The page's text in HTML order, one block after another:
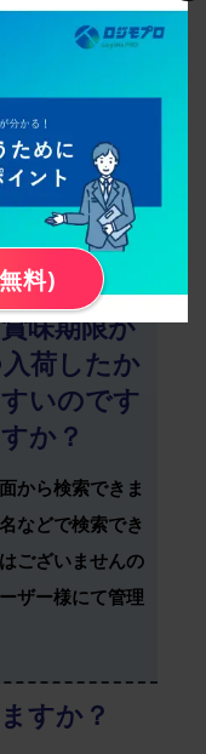
料)
には受注
うか？
だけますが、複
理システムの導
味期限が
荷したか
いのです
か？
から検索できま
などで検索でき
ございませんの
ザー様にて管理
すか？